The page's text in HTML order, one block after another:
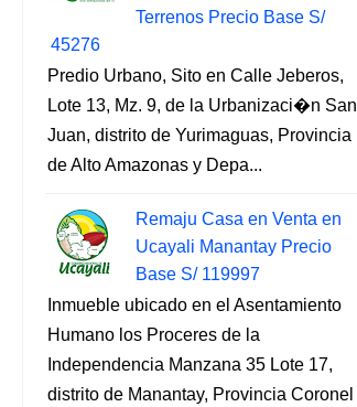
Terrenos Precio Base S/
45276
Predio Urbano, Sito en Calle Jeberos,
Lote 13, Mz. 9, de la Urbanizaci�n San
Juan, distrito de Yurimaguas, Provincia
de Alto Amazonas y Depa...
Remaju Casa en Venta en
Ucayali Manantay Precio
Base S/ 119997
Inmueble ubicado en el Asentamiento
Humano los Proceres de la
Independencia Manzana 35 Lote 17,
distrito de Manantay, Provincia Coronel